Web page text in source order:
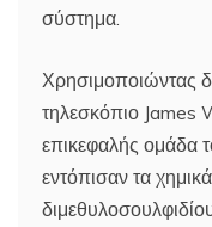
σύστημα.
Χρησιμοποιώντας
τηλεσκόπιο James
επικεφαλής ομάδα
εντόπισαν τα